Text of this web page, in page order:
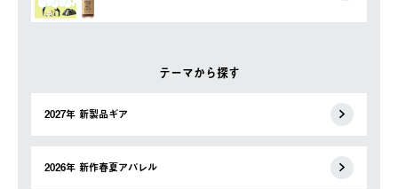
テーマから探す
2027年 新製品ギア
2026年 新作春夏アパレル